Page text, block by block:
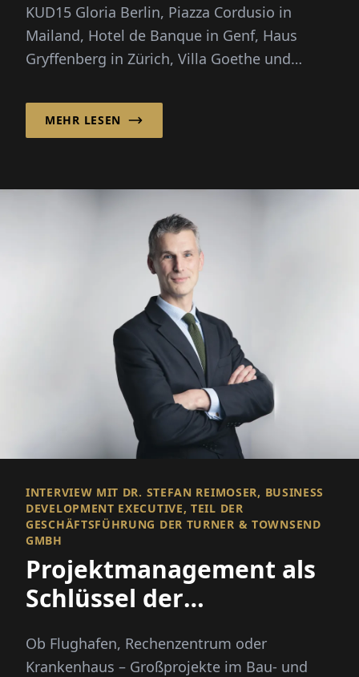
KUD15 Gloria Berlin, Piazza Cordusio in
Mailand, Hotel de Banque in Genf, Haus
Gryffenberg in Zürich, Villa Goethe und
MEHR LESEN
INTERVIEW MIT DR. STEFAN REIMOSER, BUSINESS
DEVELOPMENT EXECUTIVE, TEIL DER
GESCHÄFTSFÜHRUNG DER TURNER & TOWNSEND
GMBH
Projektmanagement als
Schlüssel der
Ob Flughafen, Rechenzentrum oder
Krankenhaus – Großprojekte im Bau- und